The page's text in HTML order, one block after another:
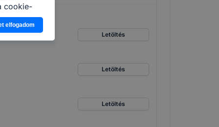
Letöltés
Letöltés
Letöltés
cookie-
elfogadom